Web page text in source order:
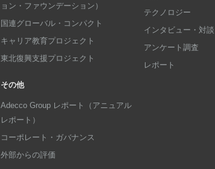
ョン・ファウンデーション）
国連グローバル・コンパクト
キャリア教育プロジェクト
東北復興支援プロジェクト
その他
Adecco Group レポート（アニュアル
レポート）
コーポレート・ガバナンス
外部からの評価
テクノロジー
インタビュー・対談
アンケート調査
レポート